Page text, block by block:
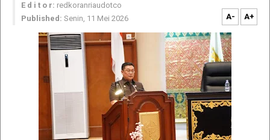
E d i t o r: redkoranriaudotco
Published: Senin, 11 Mei 2026 A- A+